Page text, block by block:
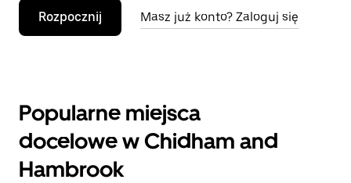
Rozpocznij Masz już konto? Zaloguj się
Popularne miejsca
docelowe w Chidham and
Hambrook